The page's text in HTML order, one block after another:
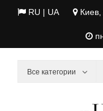
RU | UA
Все категории